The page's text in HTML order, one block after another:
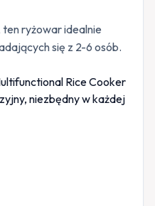
ten ryżowar idealnie
się z 2-6 osób.